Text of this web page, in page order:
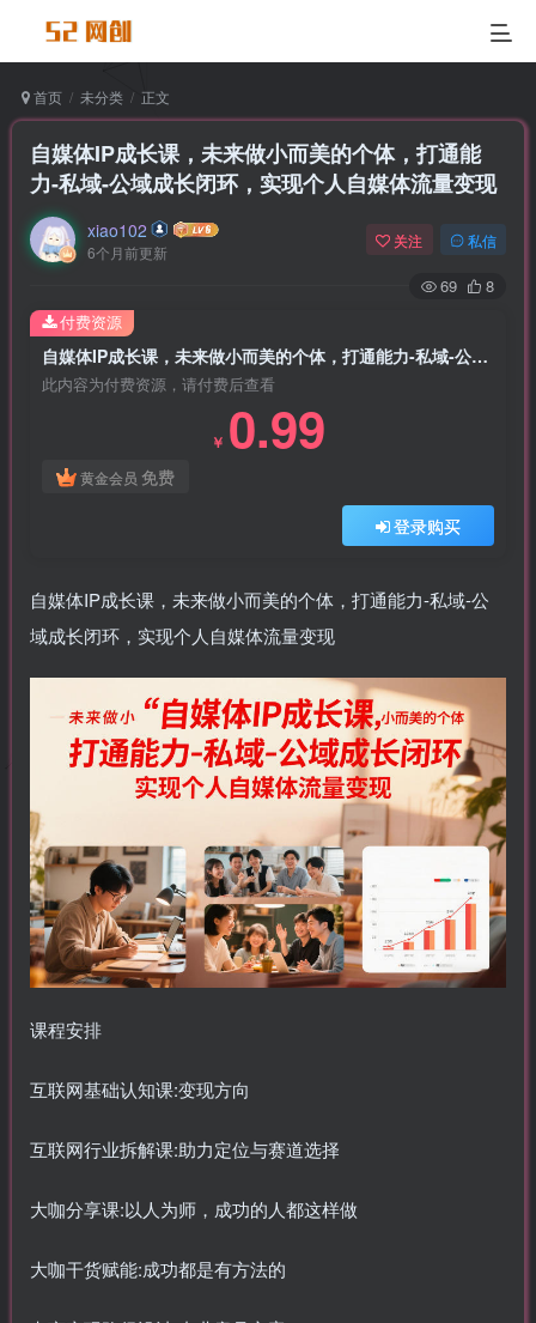
首页 未分类 正文
自媒体IP成长课，未来做小而美的个体，打通能
力-私域-公域成长闭环，实现个人自媒体流量变现
xiao102
6个月前更新
关注 私信
69 8
自媒体IP成长课，未来做小而美的个体，打通能力-私域-公域成长闭环，实现个人自媒体流量变现
此内容为付费资源，请付费后查看
￥ 0.99
黄金会员 免费
登录购买
付费资源
自媒体IP成长课，未来做小而美的个体，打通能力-私域-公
域成长闭环，实现个人自媒体流量变现
课程安排
互联网基础认知课:变现方向
互联网行业拆解课:助力定位与赛道选择
大咖分享课:以人为师，成功的人都这样做
大咖干货赋能:成功都是有方法的